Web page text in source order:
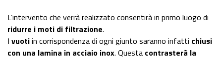
L’intervento che verrà realizzato consentirà in primo luogo di
ridurre i moti di filtrazione.
I vuotiin corrispondenza di ogni giunto saranno infatti chiusi
con una lamina in acciaio inox. Questa contrasterà la